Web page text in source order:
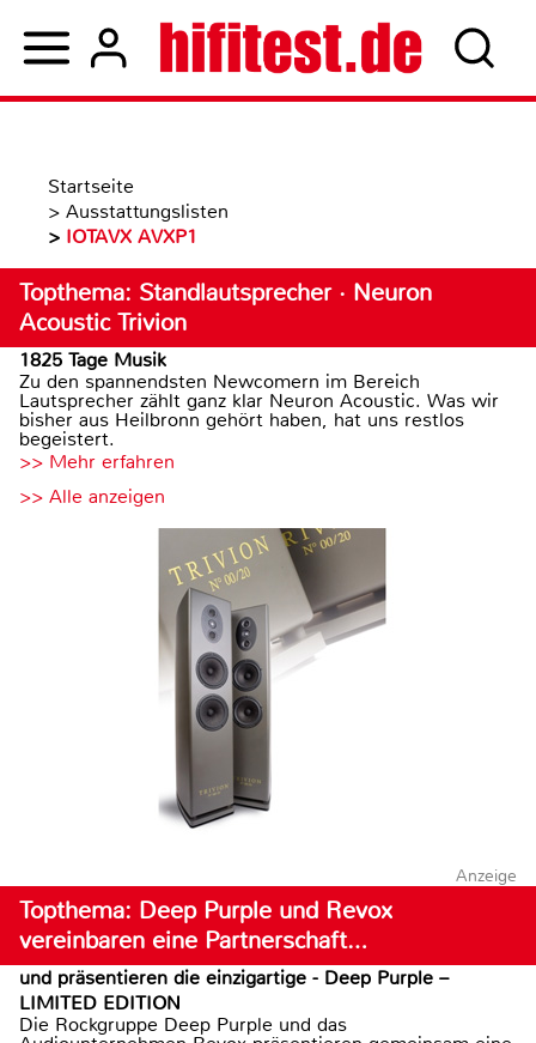
Startseite
> Ausstattungslisten
> IOTAVX AVXP1
Topthema: Standlautsprecher · Neuron
Acoustic Trivion
1825 Tage Musik
Zu den spannendsten Newcomern im Bereich
Lautsprecher zählt ganz klar Neuron Acoustic. Was wir
bisher aus Heilbronn gehört haben, hat uns restlos
begeistert.
>> Mehr erfahren
>> Alle anzeigen
Anzeige
Topthema: Deep Purple und Revox
vereinbaren eine Partnerschaft…
und präsentieren die einzigartige - Deep Purple –
LIMITED EDITION
Die Rockgruppe Deep Purple und das